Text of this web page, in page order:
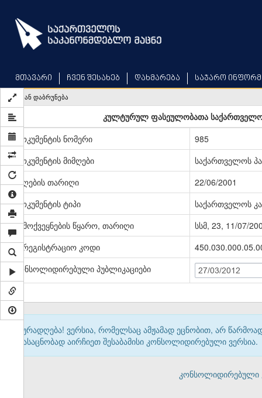
main
content
მთავარი ჩვენ შესახებ დახმარება საჯარო
უკან დაბრუნება
კულტურულ ფასეულობათა
დოკუმენტის ნომერი
985
დოკუმენტის მიმღები
საქართველოს
მიღების თარიღი
22/06/2001
დოკუმენტის ტიპი
საქართველოს
გამოქვეყნების წყარო, თარიღი
სსმ, 23, 11/07/
სარეგისტრაციო კოდი
კონსოლიდირებული პუბლიკაციები
27/03/2012
ყურადღება! ვერსია, რომელსაც ამჟამად ეცნობით, არ
გასაცნობად აირჩიეთ შესაბამისი კონსოლიდირებული ვერსია.
კონსოლიდირებული